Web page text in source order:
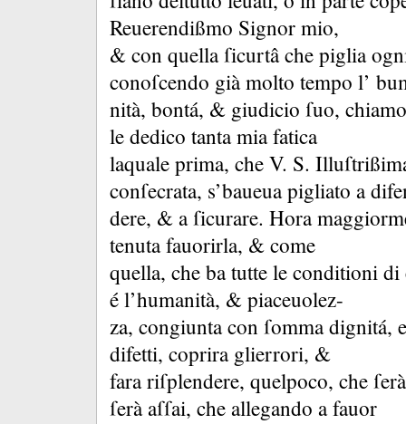
Reuerendißmo Signor mio,
&con quella ſicurtâ che piglia
conoſcendo già molto tempo l’
nità, bontá, & giudicio ſuo,
le dedico tanta mia fatica
laquale prima, che V. S.
conſecrata, s’baueua pigliato a
dere, &a ſicurare. Hora
tenuta fauorirla, &come
quella, che ba tutte le conditioni
é l’humanità, &piaceuolez-
za, congiunta con ſomma dignitá,
difetti, coprira glierrori, &
fara riſplendere, quelpoco, che
ſerà aſſai, che allegando a fauor